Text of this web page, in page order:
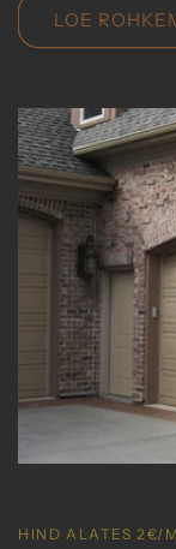
LOE
HIND ALATES 2€/